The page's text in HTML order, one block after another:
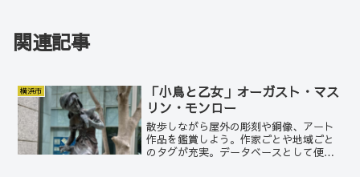
関連記事
横浜市
「小鳥と乙女」オーガスト・マス
リン・モンロー
散歩しながら屋外の彫刻や銅像、アート
作品を鑑賞しよう。作家ごとや地域ごと
のタグが充実。データベースとして便